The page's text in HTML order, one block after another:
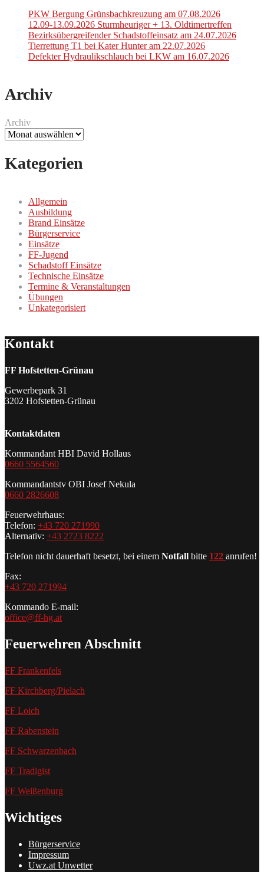
PKW Bergung Grünsbachkreuzung am 07.08.2026
12.09-13.09.2026 Sturmheuriger + 13. Oldtimertreffen
Bezirksübergreifender Schadstoffeinsatz am 24.07.2026
Tierrettung T1 bei Kater Hunter am 22.07.2026
Defekter Hydraulikschlauch bei LKW am 16.07.2026
Archiv
Archiv
Kategorien
Allgemein
Ausbildung
Brand Einsätze
Bürgerservice
Einsätze
FF-Jugend
Schadstoff Einsätze
Technische Einsätze
Termine & Veranstaltungen
Übungen
Unkategorisiert
Kontakt
FF Hofstetten-Grünau
Gewerbepark 31
3202 Hofstetten-Grünau
Kontaktdaten
Kommandant HBI David Hollaus
0660 5564560
Kommandantstv OBI Josef Nekula
0660 2826608
Feuerwehrhaus:
Telefon: +43 720 271990
Alternativ: +43 2723 8222
Telefon nicht dauerhaft besetzt, bei einem Notfall bitte 122 anrufen!
Fax:
+43 720 271994
Kommando E-mail:
office@ff-hg.at
Feuerwehren Abschnitt
FF Frankenfels
FF Kirchberg/Pielach
FF Loich
FF Rabenstein
FF Schwarzenbach
FF Tradigist
FF Weißenburg
Wichtiges
Bürgerservice
Impressum
Uwz.at Unwetter